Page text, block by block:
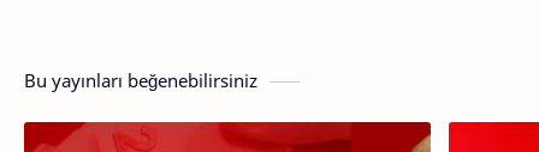
Bu yayınları beğenebilirsiniz